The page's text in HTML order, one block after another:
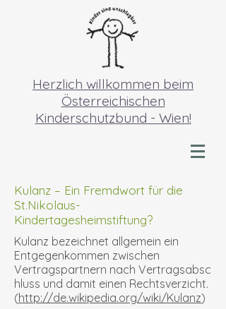
Herzlich willkommen beim
Österreichischen
Kinderschutzbund - Wien!
Kulanz – Ein Fremdwort für die
St.Nikolaus-
Kindertagesheimstiftung?
Kulanz bezeichnet allgemein ein
Entgegenkommen zwischen
Vertragspartnern nach Vertragsabsc
hluss und damit einen Rechtsverzicht.
(http://de.wikipedia.org/wiki/Kulanz)